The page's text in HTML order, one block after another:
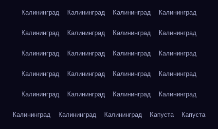
Калининград Калининград Калининград Калининград
Калининград Калининград Калининград Калининград
Калининград Калининград Калининград Калининград
Калининград Калининград Калининград Калининград
Калининград Калининград Калининград Калининград
Калининград Калининград Калининград Капуста Капуста